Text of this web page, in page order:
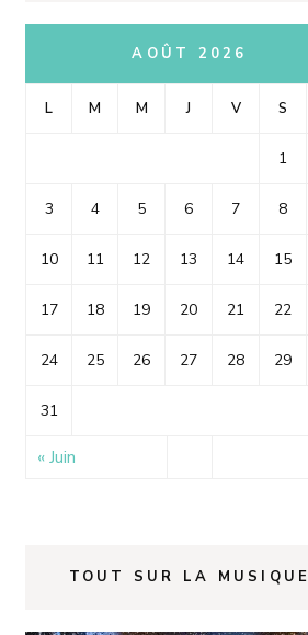
AOÛT 2026
L M M J V S
1
3 4 5 6 7 8
10 11 12 13 14 15
17 18 19 20 21 22
24 25 26 27 28 29
31
« Juin
TOUT SUR LA MUSIQUE